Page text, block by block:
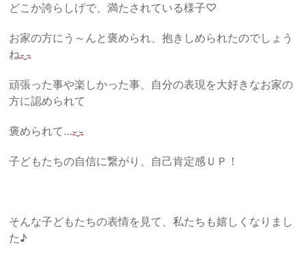
どこか誇らしげで、満たされている様子♡
お家の方にう～んと褒められ、抱きしめられたのでしょう
ね
頑張った事や楽しかった事、自分の表現を大好きなお家の
方に認められて
褒められて…
子どもたちの自信に繋がり、自己肯定感ＵＰ！
そんな子どもたちの表情を見て、私たちも嬉しくなりまし
た♪